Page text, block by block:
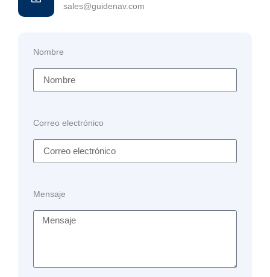
sales@guidenav.com
Nombre
Correo electrónico
Mensaje